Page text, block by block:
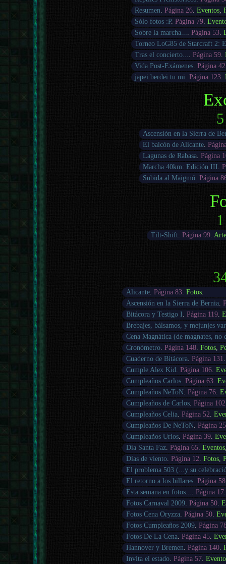
Resumen .Página 26 .Eventos ,
Sólo fotos :P.Página 79 .
Sobre la marcha...
.Página 53 .
Torneo LoG85 de Starcraft 2:
Tras el concierto...
.Página 59 .
Vida Post-Exámenes .Página 42
japei berdei tu mi .Página 123 .
Ascensión en la Sierra de
El balcón de Alicante.
Lagunas de Rabasa. Página
Marcha 40km: Edición III.
Subida al Maigmó. Página
Tilt-Shift. Página 99. Arte
Alicante. Página 83. Fotos.
Ascensión en la Sierra de Bernia
Bitácora y Testigo I Página 119.
Brebajes, bálsamos, y mejunjes
Cena Magnática (de magnates, no
Cronómetro. Página 148. Fotos,
Cuaderno de Bitácora Página 131
Cumple Alex Kid Página 106.
Cumpleaños Carlos. Página 63.
Cumpleaños NeToN. Página 76.
Cumpleaños de Carlos. Página 102
Cumpleaños Celia Página 52
Cumpleaños De NeToN. Página 25
Cumpleaños Urios. Página 39.
Día Santa Faz. Página 65. Eventos
Días de viento. Página 12 Fotos,
El problema 503 (...y su
El retorno a los billares. Página 58
Esta semana en fotos...
Página 17
Fotos Carnaval 2009. Página 50.
Fotos Cena Oryzza Página 50.
Fotos Cumpleaños 2009. Página
Fotos De La Cena Página 45.
Hannover y Bremen Página 140.
Invita el estado. Página 57.